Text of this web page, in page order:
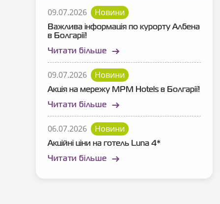
09.07.2026 Новини
Важлива інформація по курорту Албена
в Болгарії!
Читати більше
09.07.2026 Новини
Акція на мережу MPM Hotels в Болгарії!
Читати більше
06.07.2026 Новини
Акційні ціни на готель Luna 4*
Читати більше